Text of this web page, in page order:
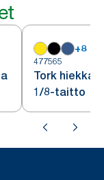
+8
477565
Tork hiekka
1/8-taitto